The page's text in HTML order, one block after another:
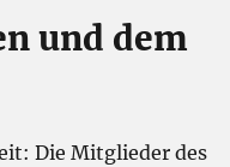
und dem
Die Mitglieder des